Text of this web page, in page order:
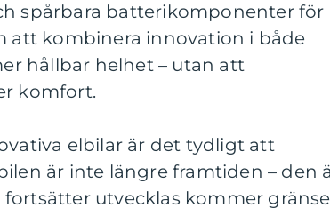
spårbara batterikomponenter för
att kombinera innovation i både
hållbar helhet – utan att
komfort.
elbilar är det tydligt att
är inte längre framtiden – den
utvecklas kommer